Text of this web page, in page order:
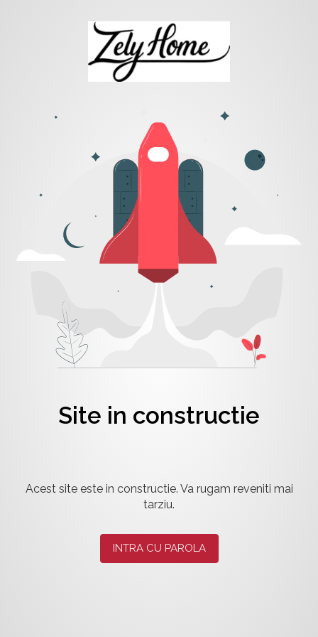
Site in constructie
Acest site este in constructie. Va rugam reveniti mai
tarziu.
INTRA CU PAROLA